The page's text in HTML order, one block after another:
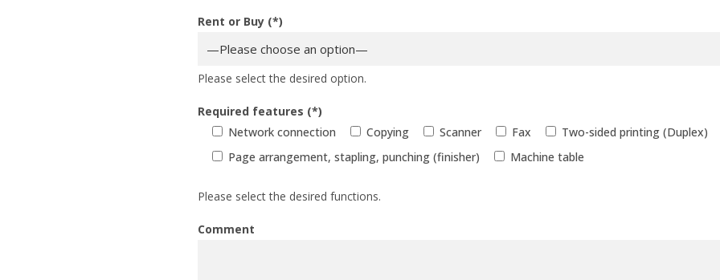
Rent or Buy (*)
Please select the desired option.
Required features (*)
Network connection
Copying Scanner Fax Two-sided printing (Duplex)
Page arrangement, stapling, punching (finisher)
Machine table
Please select the desired functions.
Comment